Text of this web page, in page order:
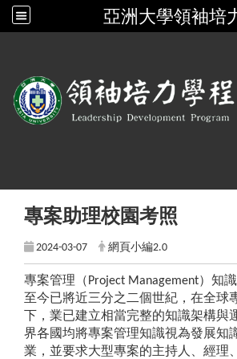
亞洲大學領袖培
專案助理校園考照
2024-03-07 網頁小編2.0
專案管理（Project Management）知
至今已將近三分之二個世紀，在全球
下，業已建立相當完整的知識架構與
界各國均將專案管理知識視為發展知
業，並要求大型專案的主持人、經理